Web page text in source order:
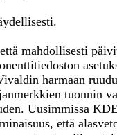
mahdollisesti
harmaan
tuonnin
Uusimmissa
että